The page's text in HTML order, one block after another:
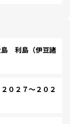
利島（伊豆諸
２７～２０２